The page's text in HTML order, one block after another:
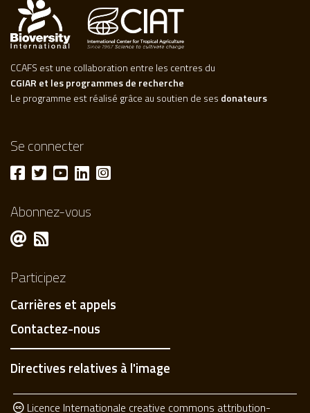
CCAFS est une collaboration entre les centres du
CGIAR et les programmes de recherche
Le programme est réalisé grâce au soutien de ses donateurs
Se connecter
Abonnez-vous
Participez
Carrières et appels
Contactez-nous
Directives relatives à l'image
Licence Internationale creative commons attribution-